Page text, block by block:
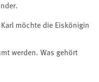
möchte die Eiskönigin
werden. Was gehört